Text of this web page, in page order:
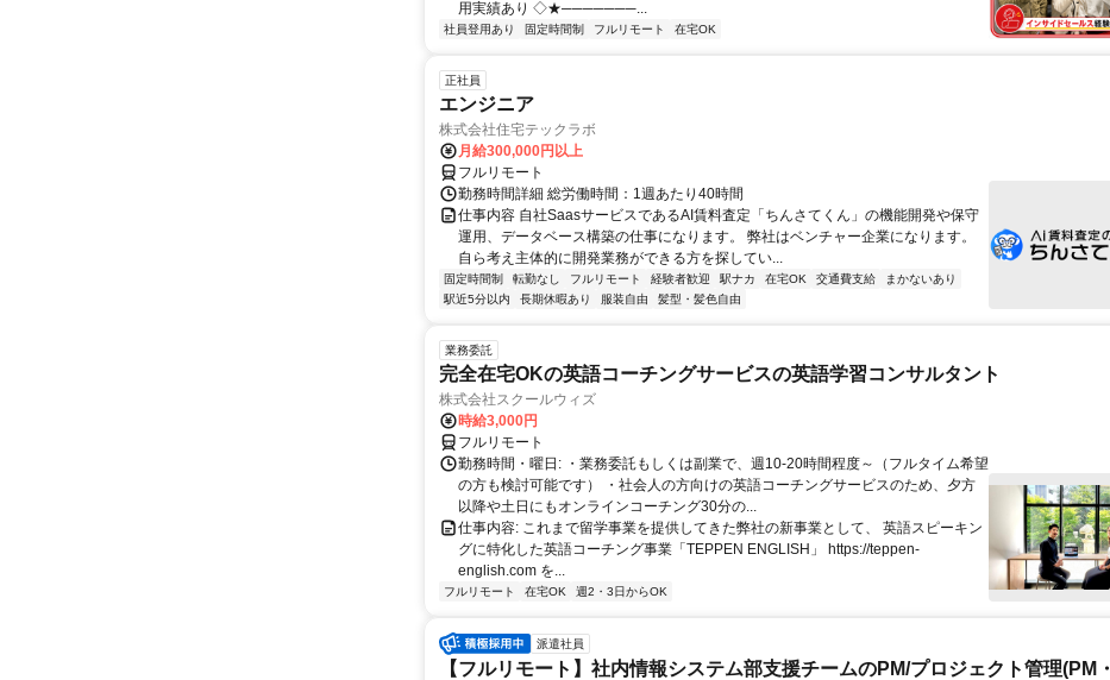
用実績あり ◇★───────...
社員登用あり 固定時間制 フルリモート 在宅OK
正社員
エンジニア
株式会社住宅テックラボ
月給300,000円以上
フルリモート
勤務時間詳細 総労働時間：1週あたり40時間
仕事内容 自社SaasサービスであるAI賃料査定「ちんさてくん」の機能開発や保守
運用、データベース構築の仕事になります。 弊社はベンチャー企業になります。
自ら考え主体的に開発業務ができる方を探してい...
固定時間制 転勤なし フルリモート 経験者歓迎 駅ナカ 在宅OK 交通費支給
まかないあり
駅近5分以内
長期休暇あり 服装自由 髪型・髪色自由
業務委託
完全在宅OKの英語コーチングサービスの英語学習コンサルタント
株式会社スクールウィズ
時給3,000円
フルリモート
勤務時間・曜日: ・業務委託もしくは副業で、週10-20時間程度～（フルタイム希望
の方も検討可能です） ・社会人の方向けの英語コーチングサービスのため、夕方
以降や土日にもオンラインコーチング30分の...
仕事内容: これまで留学事業を提供してきた弊社の新事業として、 英語スピーキン
グに特化した英語コーチング事業「TEPPEN ENGLISH」 https://teppen-
english.com を...
フルリモート 在宅OK 週2・3日からOK
派遣社員
【フルリモート】社内情報システム部支援チームのPM/プロジェクト管理(PM・